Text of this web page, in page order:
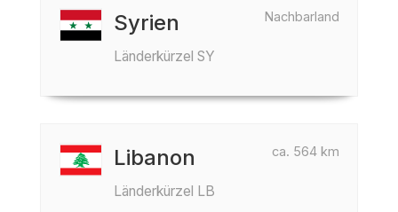
Nachbarland
Syrien
Länderkürzel SY
ca. 564 km
Libanon
Länderkürzel LB